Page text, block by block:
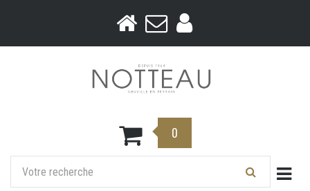
0